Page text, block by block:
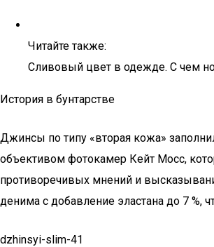
Читайте также:
Сливовый цвет в одежде. С чем
История в бунтарстве
Джинсы по типу «вторая кожа»
объективом фотокамер Кейт Мосс,
противоречивых мнений и
денима с добавление эластана до 7 %,
dzhinsyi-slim-41